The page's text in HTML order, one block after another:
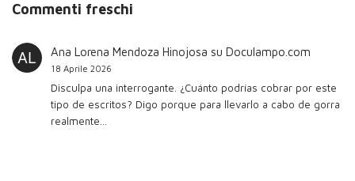
Commenti freschi
Ana Lorena Mendoza Hinojosa su Doculampo.com
18 Aprile 2026
Disculpa una interrogante. ¿Cuánto podrías cobrar por este
tipo de escritos? Digo porque para llevarlo a cabo de gorra
realmente…